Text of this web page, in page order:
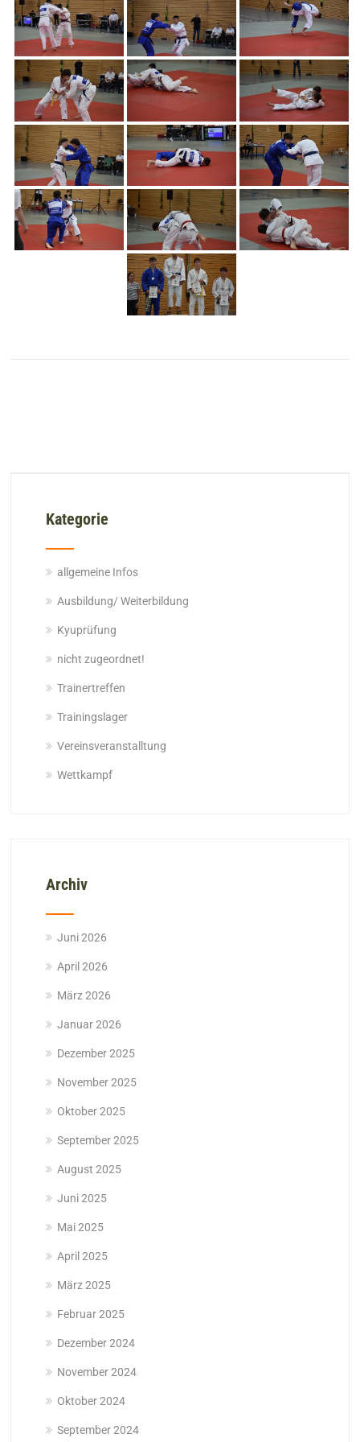
Kategorie
allgemeine Infos
Ausbildung/ Weiterbildung
Kyuprüfung
nicht zugeordnet!
Trainertreffen
Trainingslager
Vereinsveranstalltung
Wettkampf
Archiv
Juni 2026
April 2026
März 2026
Januar 2026
Dezember 2025
November 2025
Oktober 2025
September 2025
August 2025
Juni 2025
Mai 2025
April 2025
März 2025
Februar 2025
Dezember 2024
November 2024
Oktober 2024
September 2024